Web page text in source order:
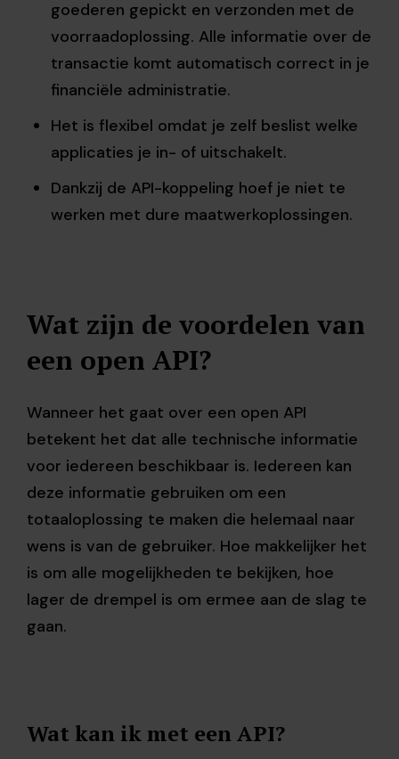
goederen gepickt en verzonden met de
voorraadoplossing. Alle informatie over de
transactie komt automatisch correct in je
financiële administratie.
Het is flexibel omdat je zelf beslist welke
applicaties je in- of uitschakelt.
Dankzij de API-koppeling hoef je niet te
werken met dure maatwerkoplossingen.
Wat zijn de voordelen van
een open API?
Wanneer het gaat over een open API
betekent het dat alle technische informatie
voor iedereen beschikbaar is. Iedereen kan
deze informatie gebruiken om een
totaaloplossing te maken die helemaal naar
wens is van de gebruiker. Hoe makkelijker het
is om alle mogelijkheden te bekijken, hoe
lager de drempel is om ermee aan de slag te
gaan.
Wat kan ik met een API?